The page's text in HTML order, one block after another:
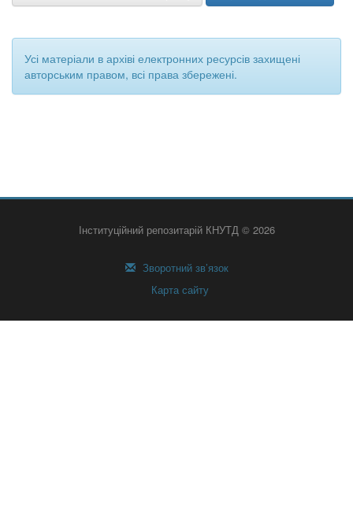
Усі матеріали в архіві електронних ресурсів захищені
авторським правом, всі права збережені.
Інституційний репозитарій КНУТД © 2026
Зворотний зв’язок
Карта сайту